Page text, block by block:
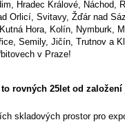
Hradec Králové, Náchod,
Orlicí, Svitavy, Žďár nad
Hora, Kolín, Nymburk,
Semily, Jičín, Trutnov a
v Praze!
rovných 25let od založení
skladových prostor pro